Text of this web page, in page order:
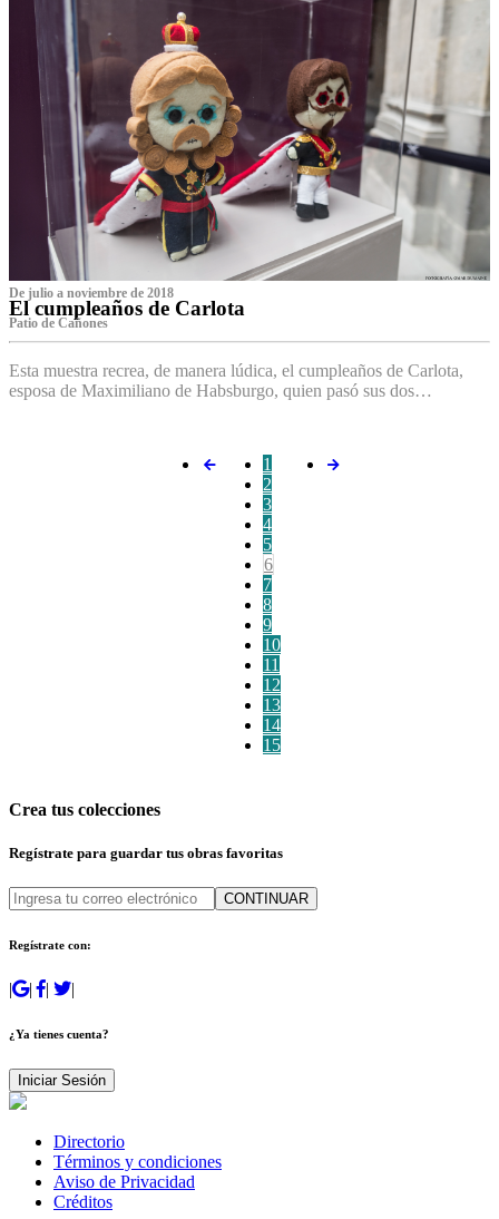
De julio a noviembre de 2018
El cumpleaños de Carlota
Patio de Cañones
Esta muestra recrea, de manera lúdica, el cumpleaños de Carlota,
esposa de Maximiliano de Habsburgo, quien pasó sus dos…
1
2
3
4
5
6
7
8
9
10
11
12
13
14
15
Crea tus colecciones
Regístrate para guardar tus obras favoritas
CONTINUAR
Regístrate con:
| | | |
¿Ya tienes cuenta?
Iniciar Sesión
Directorio
Términos y condiciones
Aviso de Privacidad
Créditos